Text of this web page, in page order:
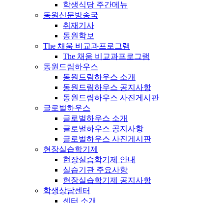
학생식당 주간메뉴
동원신문방송국
취재기사
동원학보
The 채움 비교과프로그램
The 채움 비교과프로그램
동원드림하우스
동원드림하우스 소개
동원드림하우스 공지사항
동원드림하우스 사진게시판
글로벌하우스
글로벌하우스 소개
글로벌하우스 공지사항
글로벌하우스 사진게시판
현장실습학기제
현장실습학기제 안내
실습기관 주요사항
현장실습학기제 공지사항
학생상담센터
센터 소개